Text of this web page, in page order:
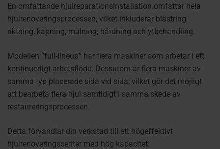
En omfattande hjulreparationsinstallation omfattar hela
hjulrenoveringsprocessen, vilket inkluderar blästring,
riktning, kapning, målning, härdning och ytbehandling.
Modellen “full-lineup” har flera maskiner som arbetar i ett
kontinuerligt arbetsflöde. Dessutom är flera maskiner av
samma typ placerade sida vid sida, vilket gör det möjligt
att bearbeta flera hjul samtidigt i samma skede av
restaureringsprocessen.
Detta förvandlar din verkstad till ett högeffektivt
hjulrenoveringscenter med hög kapacitet.